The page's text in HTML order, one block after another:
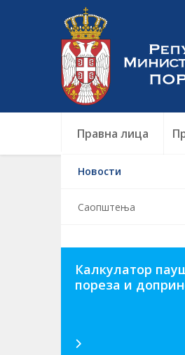
Правна лица
Новости
Саопштења
Калкулатор
пореза и